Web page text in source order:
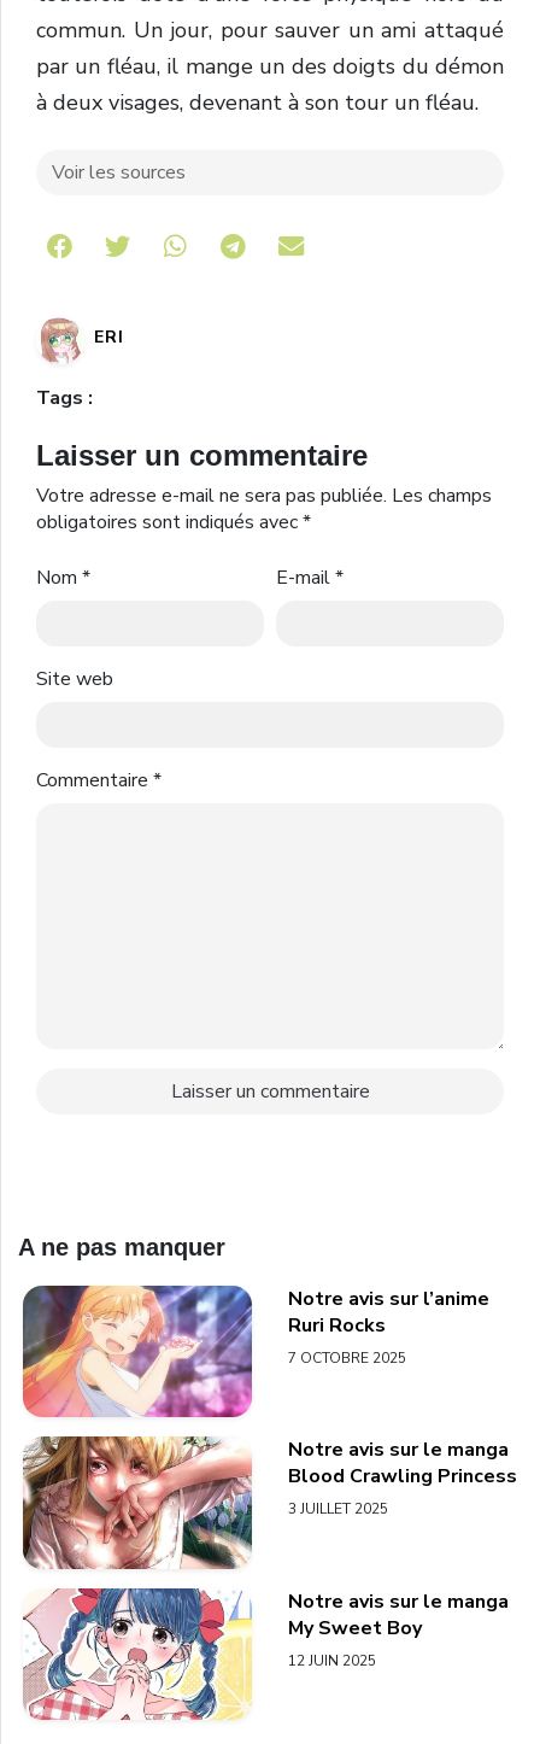
commun. Un jour, pour sauver un ami attaqué
par un fléau, il mange un des doigts du démon
à deux visages, devenant à son tour un fléau.
Voir les sources
Share on Telegram
ERI
Tags :
Laisser un commentaire
Votre adresse e-mail ne sera pas publiée. Les champs
obligatoires sont indiqués avec*
Nom * E-mail*
Site web
Commentaire *
A ne pas manquer
Notre avis sur l’anime
Ruri Rocks
7 OCTOBRE 2025
Notre avis sur le manga
Blood Crawling Princess
3 JUILLET 2025
Notre avis sur le manga
My Sweet Boy
12 JUIN 2025